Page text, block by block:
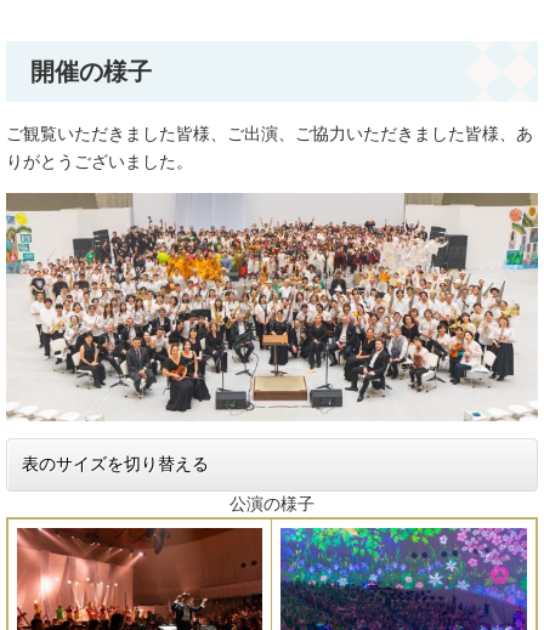
開催の様子
ご観覧いただきました皆様、ご出演、ご協力いただきました皆様、あ
りがとうございました。
表のサイズを切り替える
公演の様子